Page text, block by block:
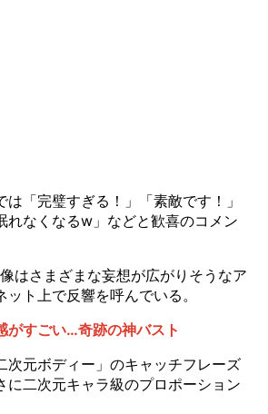
「完璧すぎる！」「素敵です！」
れなくなるw」などと歓喜のコメン
はさまざまな妄想が広がりそうなア
ト上で反響を呼んでいる。
がすごい…奇跡の神バスト
元ボディー」のキャッチフレーズ
に二次元キャラ級のプロポーション